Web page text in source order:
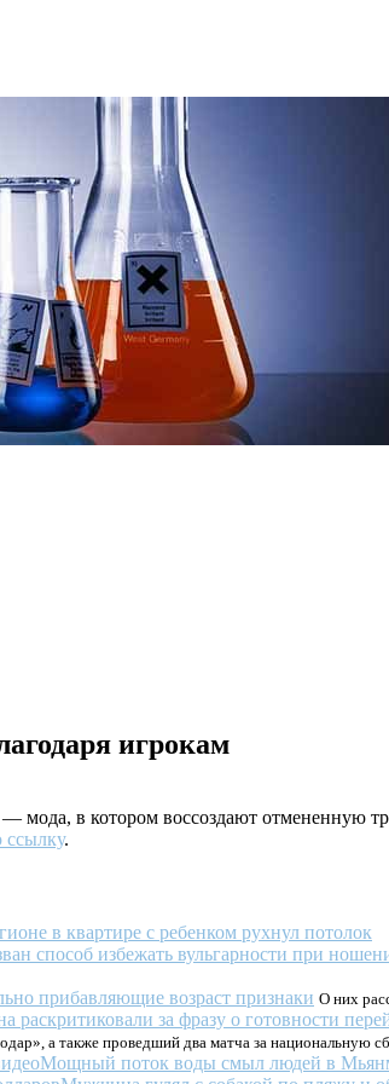
игрокам
мода, в котором воссоздают отмененную
ссылку.
в квартире с ребенком рухнул потолок
способ избежать вульгарности при
прибавляющие возраст признаки О них
раскритиковали за фразу о готовности
а также проведший два матча за национальную
Мощный поток воды смыл людей в